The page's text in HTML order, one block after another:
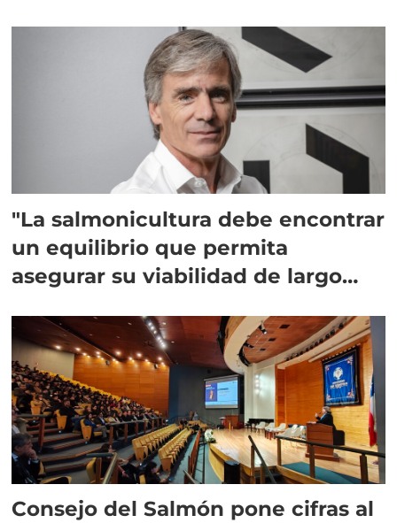
"La salmonicultura debe encontrar
un equilibrio que permita
asegurar su viabilidad de largo
Consejo del Salmón pone cifras al